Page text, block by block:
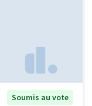
Soumis au vote